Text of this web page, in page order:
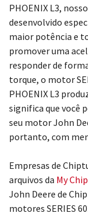
PHOENIX L3,
desenvolvido
maior potência e
promover uma
responder de
torque, o motor
PHOENIX L3
significa que você
seu motor John
portanto, com
Empresas de
arquivos da My
John Deere de
motores SERIES